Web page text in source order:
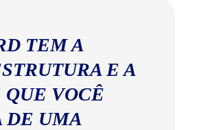
TEM A
E A
VOCÊ
DE UMA